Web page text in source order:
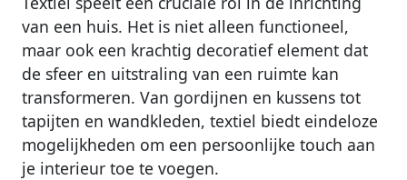
van een huis. Het is niet alleen functioneel,
maar ook een krachtig decoratief element dat
de sfeer en uitstraling van een ruimte kan
transformeren. Van gordijnen en kussens tot
tapijten en wandkleden, textiel biedt eindeloze
mogelijkheden om een persoonlijke touch aan
je interieur toe te voegen.